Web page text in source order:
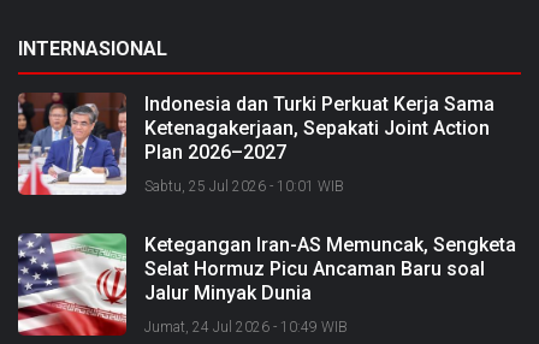
INTERNASIONAL
Indonesia dan Turki Perkuat Kerja Sama
Ketenagakerjaan, Sepakati Joint Action
Plan 2026–2027
Sabtu, 25 Jul 2026 - 10:01 WIB
Ketegangan Iran-AS Memuncak, Sengketa
Selat Hormuz Picu Ancaman Baru soal
Jalur Minyak Dunia
Jumat, 24 Jul 2026 - 10:49 WIB